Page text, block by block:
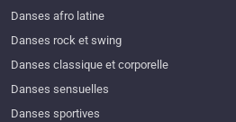
Danses afro latine
Danses rock et swing
Danses classique et corporelle
Danses sensuelles
Danses sportives